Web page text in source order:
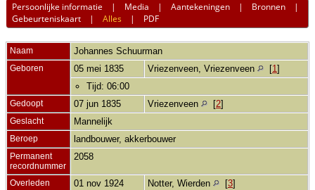
Persoonlijke informatie | Media |Aantekeningen | Bronnen |
Gebeurteniskaart |Alles | PDF
Naam Johannes Schuurman
Geboren 05 mei 1835 Vriezenveen, Vriezenveen [1 ]
Tijd: 06:00
Gedoopt 07 jun 1835 Vriezenveen [2]
Geslacht Mannelijk
Beroep landbouwer, akkerbouwer
Permanent
recordnummer
2058
Overleden 01 nov 1924 Notter, Wierden [3]